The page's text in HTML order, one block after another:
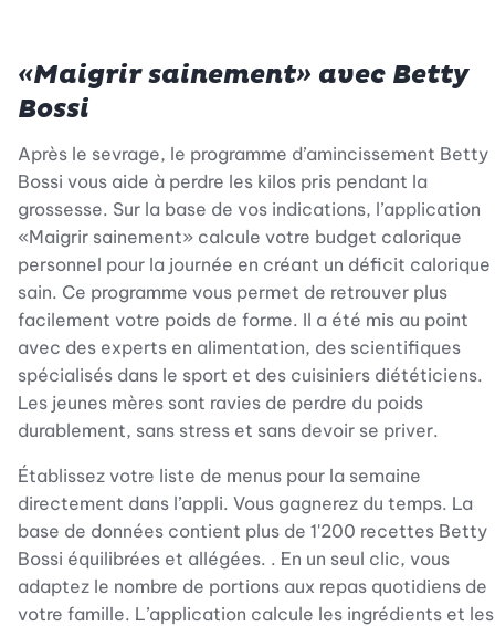
«Maigrir sainement» avec Betty
Bossi
Après le sevrage, le programme d’amincissement Betty
Bossi vous aide à perdre les kilos pris pendant la
grossesse. Sur la base de vos indications, l’application
«Maigrir sainement» calcule votre budget calorique
personnel pour la journée en créant un déficit calorique
sain. Ce programme vous permet de retrouver plus
facilement votre poids de forme. Il a été mis au point
avec des experts en alimentation, des scientifiques
spécialisés dans le sport et des cuisiniers diététiciens.
Les jeunes mères sont ravies de perdre du poids
durablement, sans stress et sans devoir se priver.
Établissez votre liste de menus pour la semaine
directement dans l’appli. Vous gagnerez du temps. La
base de données contient plus de 1'200 recettes Betty
Bossi équilibrées et allégées. . En un seul clic, vous
adaptez le nombre de portions aux repas quotidiens de
votre famille. L’application calcule les ingrédients et les